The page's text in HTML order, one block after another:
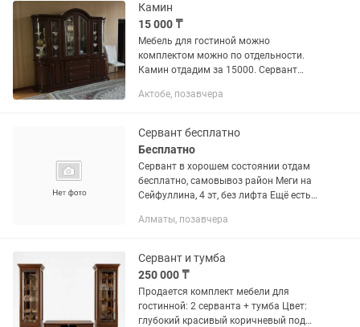
Камин
15 000 ₸
Мебель для гостиной можно
комплектом можно по отдельности.
Камин отдадим за 15000. Сервант
Самовывоз
Актобе, позавчера
Сервант бесплатно
Бесплатно
Сервант в хорошем состоянии отдам
бесплатно, самовывоз район Меги на
Сейфуллина, 4 эт, без лифта Ещё есть
Алматы, позавчера
Сервант и тумба
250 000 ₸
Продается комплект мебели для
гостинной: 2 серванта + тумба Цвет:
глубокий красивый коричневый под